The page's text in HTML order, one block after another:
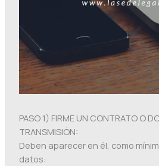
PASO 1) FIRME UN CONTRATO O
TRANSMISIÓN:
Deben aparecer en él, como
datos: